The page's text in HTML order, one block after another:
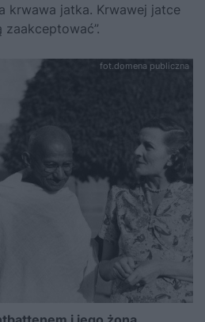
krwawa jatka. Krwawej jatce
fot.domena publiczna